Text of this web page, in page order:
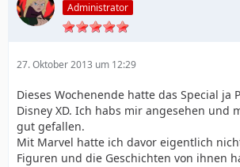
Administrator
27. Oktober 2013 um 12:29
Dieses Wochenende hatte das Special ja
Disney XD. Ich habs mir angesehen und
gut gefallen.
Mit Marvel hatte ich davor eigentlich
Figuren und die Geschichten von ihnen